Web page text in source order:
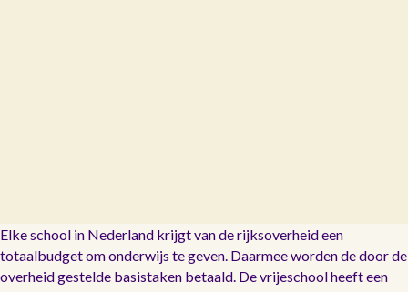
Elke school in Nederland krijgt van de rijksoverheid een
totaalbudget om onderwijs te geven. Daarmee worden de door de
overheid gestelde basistaken betaald. De vrijeschool heeft een